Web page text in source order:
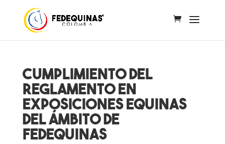
CUMPLIMIENTO DEL
REGLAMENTO EN
EXPOSICIONES EQUINAS
DEL ÁMBITO DE
FEDEQUINAS